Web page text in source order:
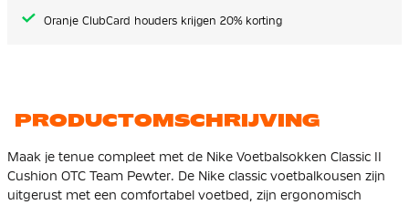
Oranje ClubCard houders krijgen 20% korting
PRODUCTOMSCHRIJVING
Maak je tenue compleet met de Nike Voetbalsokken Classic II
Cushion OTC Team Pewter. De Nike classic voetbalkousen zijn
uitgerust met een comfortabel voetbed, zijn ergonomisch